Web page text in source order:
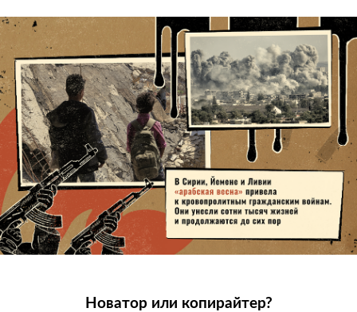
Новатор или копирайтер?